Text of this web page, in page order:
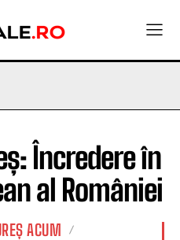
Încredere în
al României
ACUM